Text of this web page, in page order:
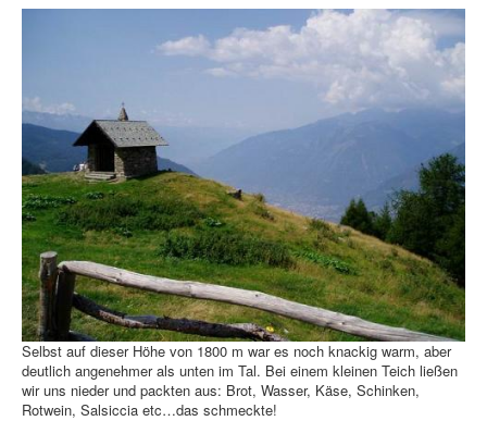
Selbst auf dieser Höhe von 1800 m war es noch knackig warm, aber
deutlich angenehmer als unten im Tal. Bei einem kleinen Teich ließen
wir uns nieder und packten aus: Brot, Wasser, Käse, Schinken,
Rotwein, Salsiccia etc…das schmeckte!